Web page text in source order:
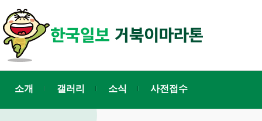
소개 갤러리 소식 사전접수